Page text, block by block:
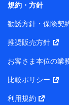
って、以下の
用することが
1. 共同利用す
氏名、生年月日
相談予約に関す
規約・方針
勧誘方針・保険契
推奨販売方針
お客さま本位の業
比較ポリシー
利用規約